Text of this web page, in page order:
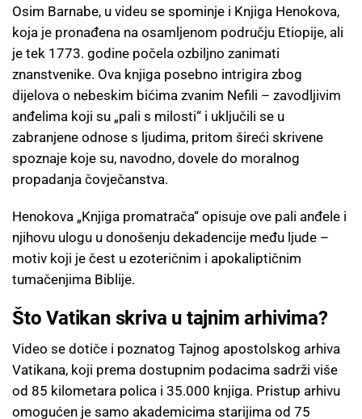
Osim Barnabe, u videu se spominje i Knjiga Henokova,
koja je pronađena na osamljenom području Etiopije, ali
je tek 1773. godine počela ozbiljno zanimati
znanstvenike. Ova knjiga posebno intrigira zbog
dijelova o nebeskim bićima zvanim Nefili – zavodljivim
anđelima koji su „pali s milosti“ i uključili se u
zabranjene odnose s ljudima, pritom šireći skrivene
spoznaje koje su, navodno, dovele do moralnog
propadanja čovječanstva.
Henokova „Knjiga promatrača“ opisuje ove pali anđele i
njihovu ulogu u donošenju dekadencije među ljude –
motiv koji je čest u ezoteričnim i apokaliptičnim
tumačenjima Biblije.
Što Vatikan skriva u tajnim arhivima?
Video se dotiče i poznatog Tajnog apostolskog arhiva
Vatikana, koji prema dostupnim podacima sadrži više
od 85 kilometara polica i 35.000 knjiga. Pristup arhivu
omogućen je samo akademicima starijima od 75